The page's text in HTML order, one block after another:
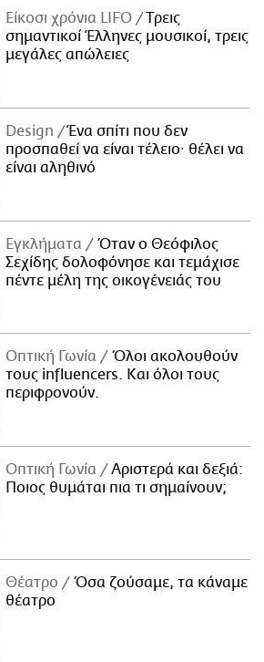
Είκοσι χρόνια LIFO
Tρεις
σημαντικοί Έλληνες μουσικοί, τρεις
μεγάλες απώλειες
Design
Ένα σπίτι που δεν
προσπαθεί να είναι τέλειο· θέλει να
είναι αληθινό
Εγκλήματα
Όταν ο Θεόφιλος
Σεχίδης δολοφόνησε και τεμάχισε
πέντε μέλη της οικογένειάς του
Οπτική Γωνία
Όλοι ακολουθούν
τους influencers. Και όλοι τους
περιφρονούν.
Οπτική Γωνία
Αριστερά και δεξιά:
Ποιος θυμάται πια τι σημαίνουν;
Θέατρο
Όσα ζούσαμε, τα κάναμε
θέατρο